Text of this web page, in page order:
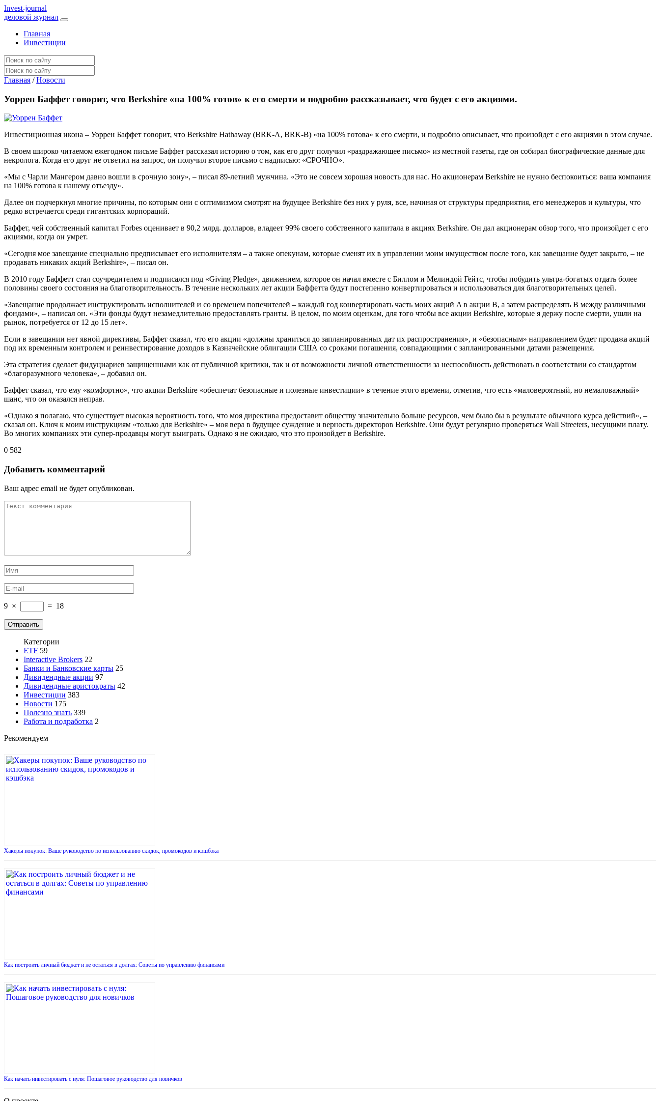
Invest-journal
деловой журнал
Главная
Инвестиции
Главная / Новости
Уоррен Баффет говорит, что Berkshire «на 100% готов» к его смерти и подробно рассказывает, что будет с его акциями.
Инвестиционная икона – Уоррен Баффет говорит, что Berkshire Hathaway (BRK-A, BRK-B) «на 100% готова» к его смерти, и подробно описывает, что произойдет с его акциями в этом случае.
В своем широко читаемом ежегодном письме Баффет рассказал историю о том, как его друг получил «раздражающее письмо» из местной газеты, где он собирал биографические данные для
некролога. Когда его друг не ответил на запрос, он получил второе письмо с надписью: «СРОЧНО».
«Мы с Чарли Мангером давно вошли в срочную зону», – писал 89-летний мужчина. «Это не совсем хорошая новость для нас. Но акционерам Berkshire не нужно беспокоиться: ваша компания
на 100% готова к нашему отъезду».
Далее он подчеркнул многие причины, по которым они с оптимизмом смотрят на будущее Berkshire без них у руля, все, начиная от структуры предприятия, его менеджеров и культуры, что
редко встречается среди гигантских корпораций.
Баффет, чей собственный капитал Forbes оценивает в 90,2 млрд. долларов, владеет 99% своего собственного капитала в акциях Berkshire. Он дал акционерам обзор того, что произойдет с его
акциями, когда он умрет.
«Сегодня мое завещание специально предписывает его исполнителям – а также опекунам, которые сменят их в управлении моим имуществом после того, как завещание будет закрыто, – не
продавать никаких акций Berkshire», – писал он.
В 2010 году Баффетт стал соучредителем и подписался под «Giving Pledge», движением, которое он начал вместе с Биллом и Мелиндой Гейтс, чтобы побудить ультра-богатых отдать более
половины своего состояния на благотворительность. В течение нескольких лет акции Баффетта будут постепенно конвертироваться и использоваться для благотворительных целей.
«Завещание продолжает инструктировать исполнителей и со временем попечителей – каждый год конвертировать часть моих акций A в акции B, а затем распределять B между различными
фондами», – написал он. «Эти фонды будут незамедлительно предоставлять гранты. В целом, по моим оценкам, для того чтобы все акции Berkshire, которые я держу после смерти, ушли на
рынок, потребуется от 12 до 15 лет».
Если в завещании нет явной директивы, Баффет сказал, что его акции «должны храниться до запланированных дат их распространения», и «безопасным» направлением будет продажа акций
под их временным контролем и реинвестирование доходов в Казначейские облигации США со сроками погашения, совпадающими с запланированными датами размещения.
Эта стратегия сделает фидуциариев защищенными как от публичной критики, так и от возможности личной ответственности за неспособность действовать в соответствии со стандартом
«благоразумного человека», – добавил он.
Баффет сказал, что ему «комфортно», что акции Berkshire «обеспечат безопасные и полезные инвестиции» в течение этого времени, отметив, что есть «маловероятный, но немаловажный»
шанс, что он оказался неправ.
«Однако я полагаю, что существует высокая вероятность того, что моя директива предоставит обществу значительно больше ресурсов, чем было бы в результате обычного курса действий», –
сказал он. Ключ к моим инструкциям «только для Berkshire» – моя вера в будущее суждение и верность директоров Berkshire. Они будут регулярно проверяться Wall Streeters, несущими плату.
Во многих компаниях эти супер-продавцы могут выиграть. Однако я не ожидаю, что это произойдет в Berkshire.
0 582
Добавить комментарий
Ваш адрес email не будет опубликован.
9 × = 18
Категории
ETF 59
Interactive Brokers 22
Банки и Банковские карты 25
Дивидендные акции 97
Дивидендные аристократы 42
Инвестиции 383
Новости 175
Полезно знать 339
Работа и подработка 2
Рекомендуем
Хакеры покупок: Ваше руководство по использованию скидок, промокодов и кэшбэка
Как построить личный бюджет и не остаться в долгах: Советы по управлению финансами
Как начать инвестировать с нуля: Пошаговое руководство для новичков